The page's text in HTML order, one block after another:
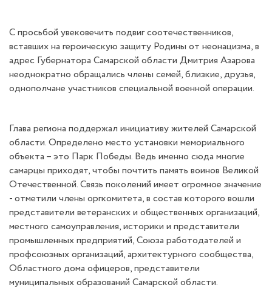
С просьбой увековечить подвиг соотечественников,
вставших на героическую защиту Родины от неонацизма, в
адрес Губернатора Самарской области Дмитрия Азарова
неоднократно обращались члены семей, близкие, друзья,
однополчане участников специальной военной операции.
Глава региона поддержал инициативу жителей Самарской
области. Определено место установки мемориального
объекта – это Парк Победы. Ведь именно сюда многие
самарцы приходят, чтобы почтить память воинов Великой
Отечественной. Связь поколений имеет огромное значение
- отметили члены оргкомитета, в состав которого вошли
представители ветеранских и общественных организаций,
местного самоуправления, историки и представители
промышленных предприятий, Союза работодателей и
профсоюзных организаций, архитектурного сообщества,
Областного дома офицеров, представители
муниципальных образований Самарской области.